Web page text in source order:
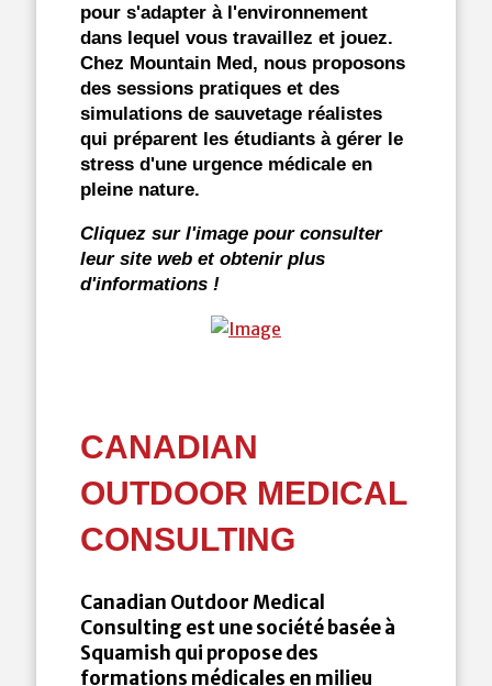
pour s'adapter à l'environnement
dans lequel vous travaillez et jouez.
Chez Mountain Med, nous proposons
des sessions pratiques et des
simulations de sauvetage réalistes
qui préparent les étudiants à gérer le
stress d'une urgence médicale en
pleine nature.
Cliquez sur l'image pour consulter
leur site web et obtenir plus
d'informations !
CANADIAN
OUTDOOR MEDICAL
CONSULTING
Canadian Outdoor Medical
Consulting est une société basée à
Squamish qui propose des
formations médicales en milieu